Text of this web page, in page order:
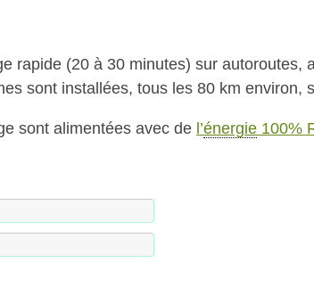
rapide (20 à 30 minutes) sur autoroutes,
sont installées, tous les 80 km environ,
sont alimentées avec de l’énergie 100%